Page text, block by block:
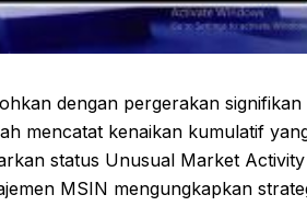
dengan pergerakan signifikan
mencatat kenaikan kumulatif
status Unusual Market Activity
MSIN mengungkapkan